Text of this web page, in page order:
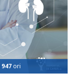
947ori